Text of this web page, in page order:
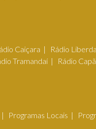
Caiçara Rádio
Tramandaí Rádio
Programas Locais